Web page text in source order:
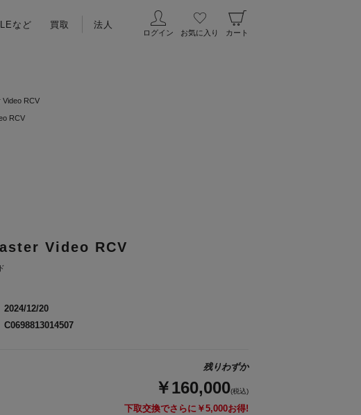
など 買取 法人
ログイン お気に入り カート
Video RCV
RCV
Video RCV
残りわずか
￥160,000(税込)
下取交換でさらに￥5,000お得!
C0698813014507
2024/12/20